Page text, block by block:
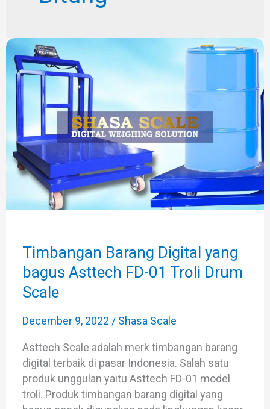
Timbangan Barang Digital yang
bagus Asttech FD-01 Troli Drum
Scale
December 9, 2022 / Shasa Scale
Asttech Scale adalah merk timbangan barang
digital terbaik di pasar Indonesia. Salah satu
produk unggulan yaitu Asttech FD-01 model
troli. Produk timbangan barang digital yang
Timbangan
Barang
Digital
yang
bagus
Asttech
FD-
01
Troli
Drum
Scale